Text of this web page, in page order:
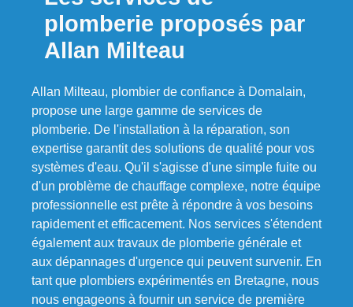
plomberie proposés par
Allan Milteau
Allan Milteau, plombier de confiance à Domalain,
propose une large gamme de services de
plomberie. De l'installation à la réparation, son
expertise garantit des solutions de qualité pour vos
systèmes d'eau. Qu'il s'agisse d'une simple fuite ou
d'un problème de chauffage complexe, notre équipe
professionnelle est prête à répondre à vos besoins
rapidement et efficacement. Nos services s'étendent
également aux travaux de plomberie générale et
aux dépannages d'urgence qui peuvent survenir. En
tant que plombiers expérimentés en Bretagne, nous
nous engageons à fournir un service de première